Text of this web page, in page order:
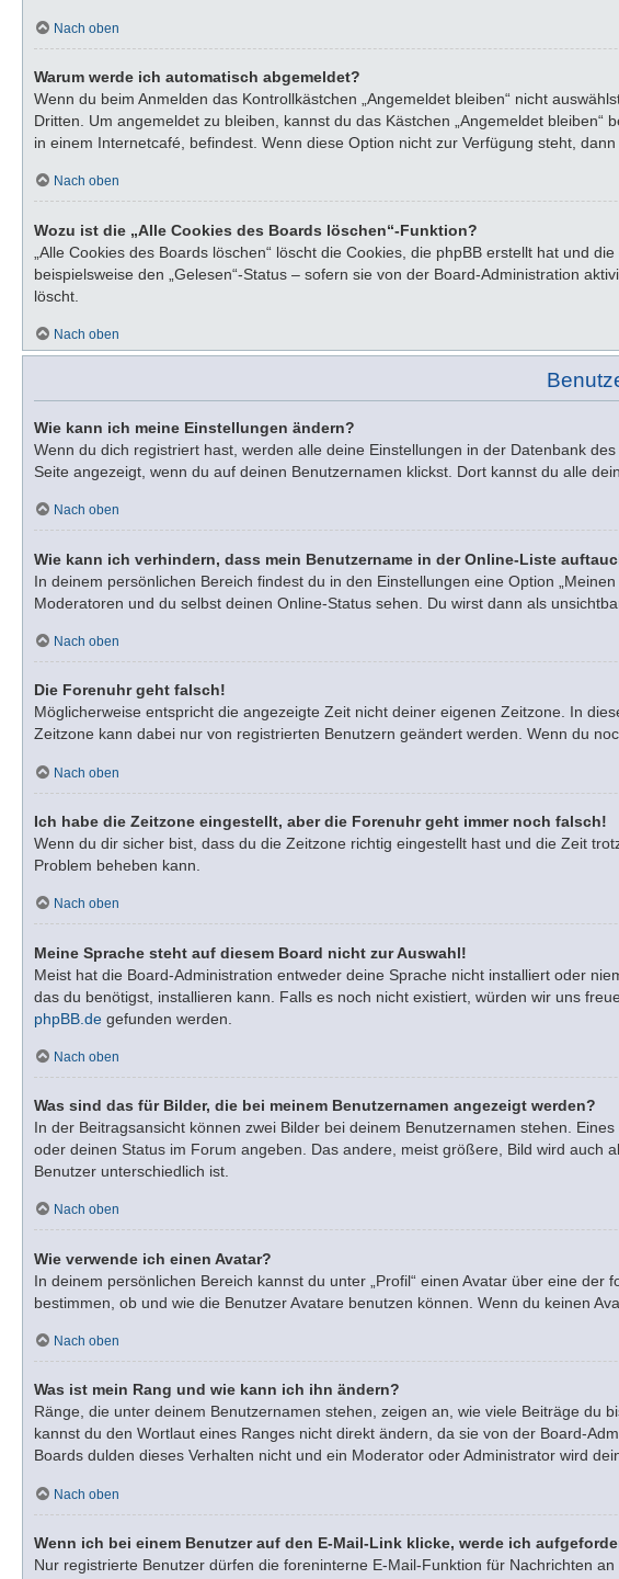
Nach oben
Warum werde ich automatisch abgemeldet?
Wenn du beim Anmelden das Kontrollkästchen „Angemeldet bleiben“ nicht
Dritten. Um angemeldet zu bleiben, kannst du das Kästchen „Angemeldet
in einem Internetcafé, befindest. Wenn diese Option nicht zur Verfügung steht,
Nach oben
Wozu ist die „Alle Cookies des Boards löschen“-Funktion?
„Alle Cookies des Boards löschen“ löscht die Cookies, die phpBB erstellt hat und
beispielsweise den „Gelesen“-Status – sofern sie von der Board-Administration
löscht.
Nach oben
Wie kann ich meine Einstellungen ändern?
Wenn du dich registriert hast, werden alle deine Einstellungen in der Datenbank
Seite angezeigt, wenn du auf deinen Benutzernamen klickst. Dort kannst du alle
Nach oben
Wie kann ich verhindern, dass mein Benutzername in der Online-Liste
In deinem persönlichen Bereich findest du in den Einstellungen eine Option
Moderatoren und du selbst deinen Online-Status sehen. Du wirst dann als
Nach oben
Die Forenuhr geht falsch!
Möglicherweise entspricht die angezeigte Zeit nicht deiner eigenen Zeitzone. In
Zeitzone kann dabei nur von registrierten Benutzern geändert werden. Wenn du
Nach oben
Ich habe die Zeitzone eingestellt, aber die Forenuhr geht immer noch falsch!
Wenn du dir sicher bist, dass du die Zeitzone richtig eingestellt hast und die Zeit
Problem beheben kann.
Nach oben
Meine Sprache steht auf diesem Board nicht zur Auswahl!
Meist hat die Board-Administration entweder deine Sprache nicht installiert oder
das du benötigst, installieren kann. Falls es noch nicht existiert, würden wir uns
phpBB.de gefunden werden.
Nach oben
Was sind das für Bilder, die bei meinem Benutzernamen angezeigt werden?
In der Beitragsansicht können zwei Bilder bei deinem Benutzernamen stehen.
oder deinen Status im Forum angeben. Das andere, meist größere, Bild wird auch
Benutzer unterschiedlich ist.
Nach oben
Wie verwende ich einen Avatar?
In deinem persönlichen Bereich kannst du unter „Profil“ einen Avatar über eine
bestimmen, ob und wie die Benutzer Avatare benutzen können. Wenn du keinen
Nach oben
Was ist mein Rang und wie kann ich ihn ändern?
Ränge, die unter deinem Benutzernamen stehen, zeigen an, wie viele Beiträge du
kannst du den Wortlaut eines Ranges nicht direkt ändern, da sie von der Board-
Boards dulden dieses Verhalten nicht und ein Moderator oder Administrator wird
Nach oben
Wenn ich bei einem Benutzer auf den E-Mail-Link klicke, werde ich
Nur registrierte Benutzer dürfen die foreninterne E-Mail-Funktion für Nachrichten